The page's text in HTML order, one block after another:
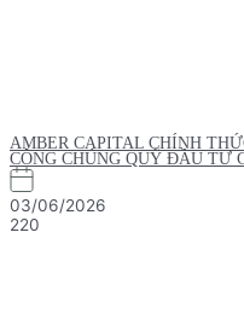
AMBER CAPITAL CHÍNH
CÔNG CHÚNG QUỸ ĐẦU TƯ
03/06/2026
220